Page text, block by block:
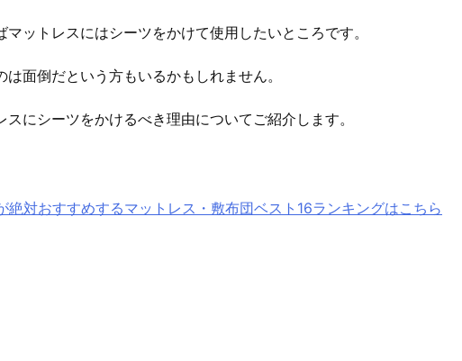
マットレスにはシーツをかけて使用したいところです。
は面倒だという方もいるかもしれません。
スにシーツをかけるべき理由についてご紹介します。
絶対おすすめするマットレス・敷布団ベスト16ランキングはこちら